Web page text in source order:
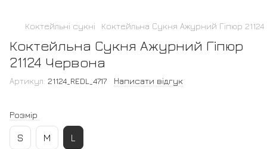
Коктейльні сукні Коктейльна Сукня Ажурний Гіпюр
Коктейльна Сукня Ажурний Гіпюр
21124 Червона
Артикул: 21124_REDL_4717 Написати відгук
Розмір
S M L